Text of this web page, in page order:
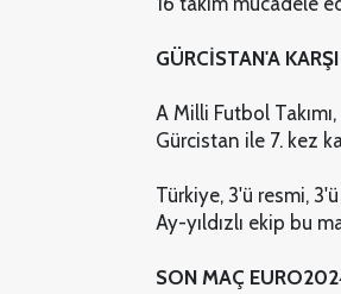
GÜRCİSTAN'A
A Milli Futbol
Gürcistan ile 7. kez
Türkiye, 3'ü resmi,
Ay-yıldızlı ekip bu
SON MAÇ